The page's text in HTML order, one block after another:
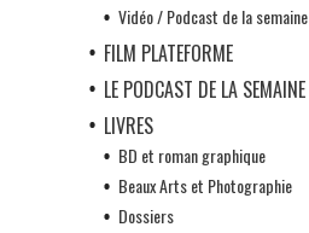
Vidéo / Podcast de la semaine
FILM PLATEFORME
LE PODCAST DE LA SEMAINE
LIVRES
BD et roman graphique
Beaux Arts et Photographie
Dossiers